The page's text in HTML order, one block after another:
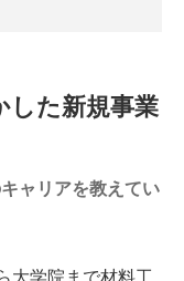
した新規事業
ャリアを教えてい